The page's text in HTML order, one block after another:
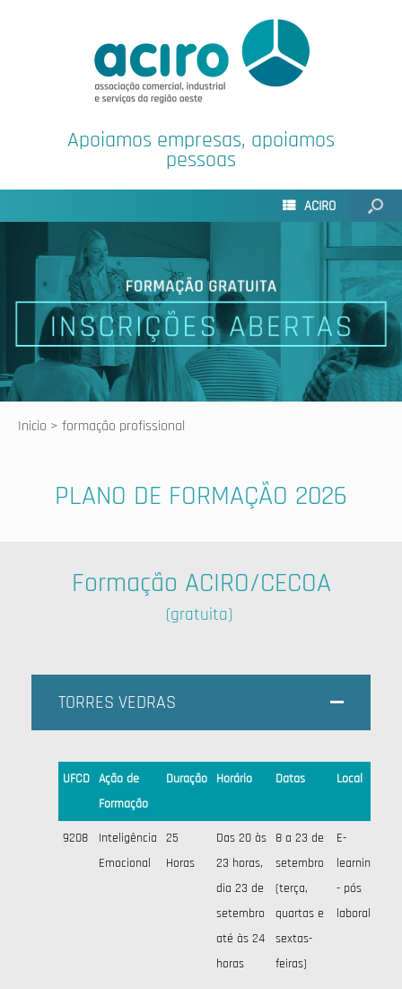
Apoiamos empresas, apoiamos
pessoas
ACIRO
Inicio > formação profissional
PLANO DE FORMAÇÃO 2026
Formação ACIRO/CECOA
(gratuita)
TORRES VEDRAS
UFCD Ação de
Formação
Duração Horário Datas Local
9208
Inteligência
Emocional
25
Horas
Das 20 às
23 horas,
dia 23 de
setembro
até às 24
horas
8 a 23 de
setembro
(terça,
quartas e
sextas-
feiras)
E-
learning
- pós
laboral